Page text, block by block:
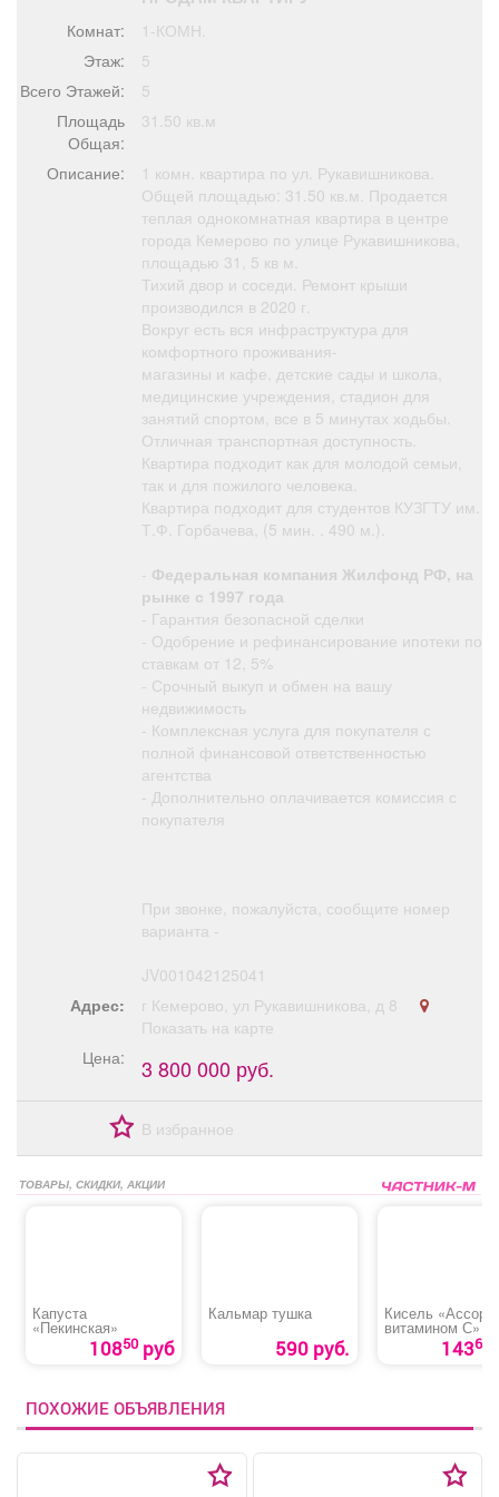
Обучение
Я - пенсионер
Комнат:
1-КОМН.
Этаж:
5
Всего Этажей:
5
Площадь
Общая:
31.50 кв.м
Описание:
1 комн. квартира по ул. Рукавишникова.
Общей площадью: 31.50 кв.м. Продается
теплая однокомнатная квартира в центре
города Кемерово по улице Рукавишникова,
площадью 31, 5 кв м.
Тихий двор и соседи. Ремонт крыши
производился в 2020 г.
Вокруг есть вся инфраструктура для
комфортного проживания-
магазины и кафе, детские сады и школа,
медицинские учреждения, стадион для
занятий спортом, все в 5 минутах ходьбы.
Отличная транспортная доступность.
Квартира подходит как для молодой семьи,
так и для пожилого человека.
Квартира подходит для студентов КУЗГТУ им.
Т.Ф. Горбачева, (5 мин. . 490 м.).
- Федеральная компания Жилфонд РФ, на
рынке с 1997 года
- Гарантия безопасной сделки
- Одобрение и рефинансирование ипотеки по
ставкам от 12, 5%
- Срочный выкуп и обмен на вашу
недвижимость
- Комплексная услуга для покупателя с
полной финансовой ответственностью
агентства
- Дополнительно оплачивается комиссия с
покупателя
При звонке, пожалуйста, сообщите номер
варианта -
JV001042125041
Адрес:
г Кемерово, ул Рукавишникова, д 8
Показать на карте
Цена:
3 800 000 руб.
В избранное
ТОВАРЫ, СКИДКИ, АКЦИИ
Капуста
«Пекинская»
10850руб
Кальмар тушка
590 руб.
Кисель
витамином С»
14360
ПОХОЖИЕ ОБЪЯВЛЕНИЯ